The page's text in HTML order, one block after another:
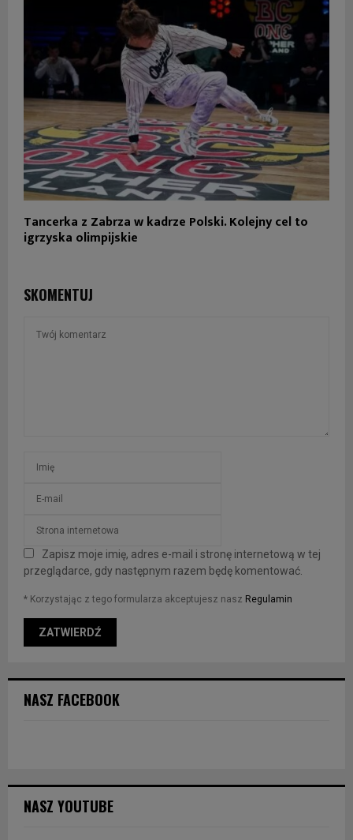
Tancerka z Zabrza w kadrze Polski. Kolejny cel to
igrzyska olimpijskie
SKOMENTUJ
Zapisz moje imię, adres e-mail i stronę internetową w tej
przeglądarce, gdy następnym razem będę komentować.
* Korzystając z tego formularza akceptujesz nasz Regulamin
NASZ FACEBOOK
NASZ YOUTUBE